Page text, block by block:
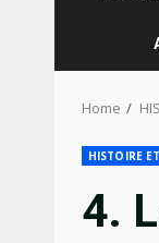
Home
HISTOIRE
4.